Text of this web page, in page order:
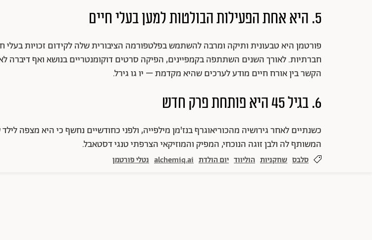
5. היא אחת הפעילות הבולטות למען בעלי חיים
פורטמן היא טבעונית ותיקה ומרבה להשתמש בפלטפורמה הציבורית שלה לקידום זכויות בעלי
חברתיות. לאורך השנים השתתפה בקמפיינים, הפיקה סרטים דוקומנטריים בנושא ואף דיברה
הקשר בין אורח חיים מודע לערכים שהיא מקדמת – יו גו גירל.
6. בגיל 45 היא פותחת פרק חדש
כשנתיים לאחר גירושיה מהכוריאוגרף בנז'מן מילפייה, ולפני כחודשיים נחשף כי היא מצפה
המשותף לה ולבן זוגה הנוכחי, המפיק והמוזיקאי הצרפתי טנגי דסטאבל.
סלבס שחקניות הוליווד יום הולדת alchemiq.ai נטלי פורטמן